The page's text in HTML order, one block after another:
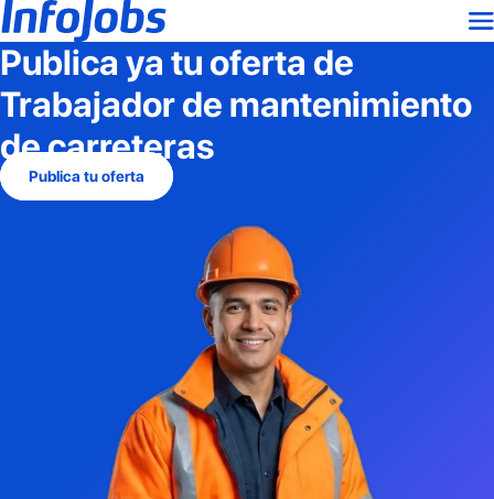
Publica ya tu oferta de
Trabajador de mantenimiento
de carreteras
Publica tu oferta